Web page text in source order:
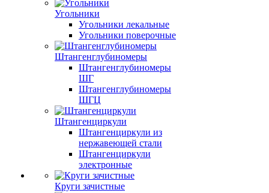
Угольники
Угольники лекальные
Угольники поверочные
Штангенглубиномеры
Штангенглубиномеры
ШГ
Штангенглубиномеры
ШГЦ
Штангенциркули
Штангенциркули из
нержавеющей стали
Штангенциркули
электронные
Круги зачистные